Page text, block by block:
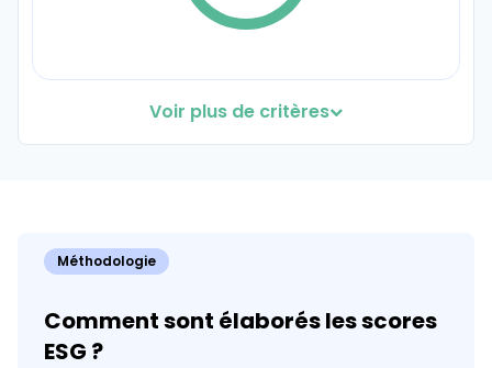
Produits sans emballages ou avec emballages
durables
Voir plus de critères
Méthodologie
Comment sont élaborés les scores
ESG ?